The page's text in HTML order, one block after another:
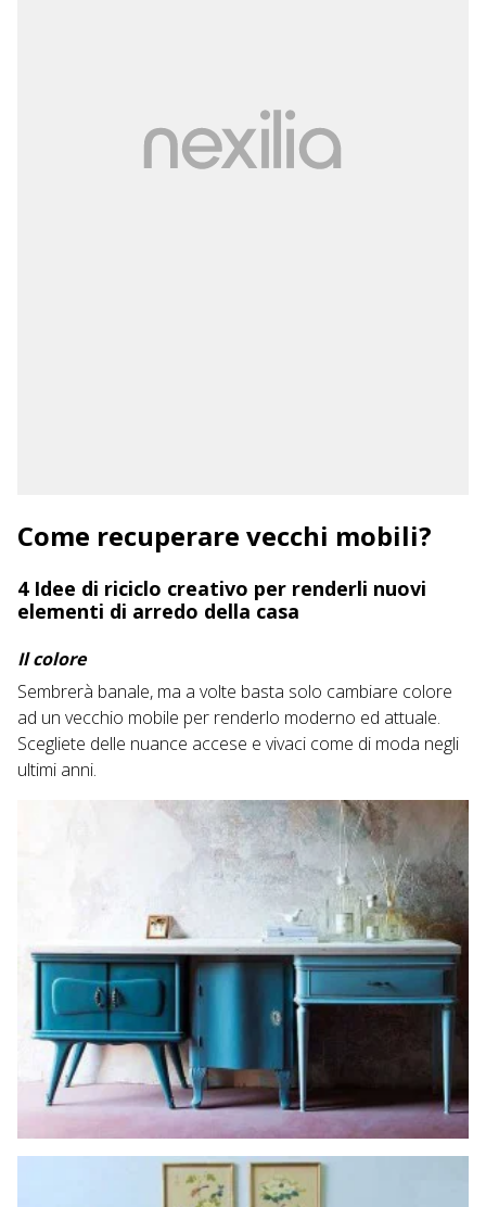
Come recuperare vecchi mobili?
4 Idee di riciclo creativo per renderli nuovi
elementi di arredo della casa
Il colore
Sembrerà banale, ma a volte basta solo cambiare colore
ad un vecchio mobile per renderlo moderno ed attuale.
Scegliete delle nuance accese e vivaci come di moda negli
ultimi anni.